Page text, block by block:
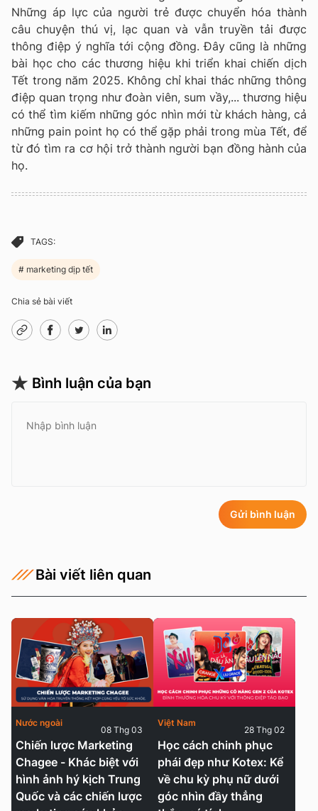
Những áp lực của người trẻ được chuyển hóa thành
câu chuyện thú vị, lạc quan và vẫn truyền tải được
thông điệp ý nghĩa tới cộng đồng. Đây cũng là những
bài học cho các thương hiệu khi triển khai chiến dịch
Tết trong năm 2025. Không chỉ khai thác những thông
điệp quan trọng như đoàn viên, sum vầy,... thương hiệu
có thể tìm kiếm những góc nhìn mới từ khách hàng, cả
những pain point họ có thể gặp phải trong mùa Tết, để
từ đó tìm ra cơ hội trở thành người bạn đồng hành của
họ.
TAGS:
marketing dịp tết
Chia sẻ bài viết
Bình luận của bạn
Gửi bình luận
Bài viết liên quan
Chiến lược Marketing
Chagee - Khác biệt với
hình ảnh hý kịch Trung
Quốc và các chiến lược
Nước ngoài
08 Thg 03
Học cách chinh phục
phái đẹp như Kotex: Kể
về chu kỳ phụ nữ dưới
góc nhìn đầy thẳng
Việt Nam
28 Thg 02